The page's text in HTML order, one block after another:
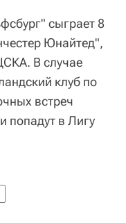
сыграет 8
Юнайтед",
В случае
клуб по
встреч
попадут в Лигу